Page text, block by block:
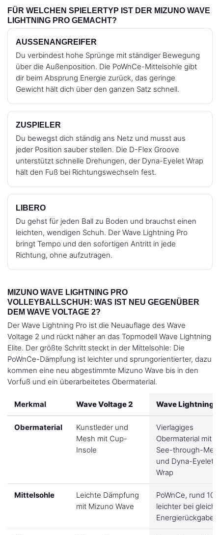
FÜR WELCHEN SPIELERTYP IST DER MIZUNO WAVE
LIGHTNING PRO GEMACHT?
AUSSENANGREIFER
Du verbindest hohe Sprünge mit ständiger Bewegung
über die Außenposition. Die PoWnCe-Mittelsohle gibt
dir beim Absprung Energie zurück, das geringe
Gewicht hält dich über den ganzen Satz schnell.
ZUSPIELER
Du bewegst dich ständig ans Netz und musst aus
jeder Position sauber stellen. Die D-Flex Groove
unterstützt schnelle Drehungen, der Dyna-Eyelet Wrap
hält den Fuß bei Richtungswechseln fest.
LIBERO
Du gehst für jeden Ball zu Boden und brauchst einen
leichten, wendigen Schuh. Der Wave Lightning Pro
bringt Tempo und den sofortigen Antritt in jede
Richtung, ohne aufzutragen.
MIZUNO WAVE LIGHTNING PRO
VOLLEYBALLSCHUH: WAS IST NEU GEGENÜBER
DEM WAVE VOLTAGE 2?
Der Wave Lightning Pro ist die Neuauflage des Wave
Voltage 2 und rückt näher an das Topmodell Wave Lightning
Elite. Der größte Schritt steckt in der Mittelsohle: Die
PoWnCe-Dämpfung ist leichter und sprungorientierter, dazu
kommen eine neu abgestimmte Mizuno Wave bis in den
Vorfuß und ein überarbeitetes Obermaterial.
Merkmal Wave Voltage 2 Wave Lightning
Obermaterial
Kunstleder und
Mesh mit Cup-
Insole
Vierlagiges
Obermaterial mit
See-through-
und Dyna-Eyelet
Wrap
Mittelsohle
Leichte Dämpfung
mit Mizuno Wave
PoWnCe, rund 10
leichter bei
Energierückgabe